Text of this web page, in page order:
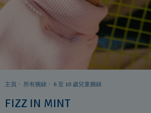
主頁 所有腕錶 6 至 10 歲兒童腕錶
FIZZ IN MINT